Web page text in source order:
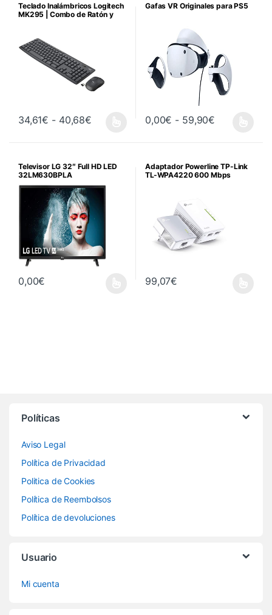
Teclado Inalámbricos Logitech
MK295 | Combo de Ratón y
34,61€ - 40,68€Rango de precios: desde 34,61€ hasta
Este producto tiene múltiples variantes. Las opciones se
Gafas VR Originales para PS5
0,00€ - 59,90€
Este producto tiene múltiples
Televisor LG 32″ Full HD LED
32LM630BPLA
0,00€
Este producto tiene múltiples variantes. Las opciones se
Adaptador Powerline TP-Link
TL-WPA4220 600 Mbps
99,07€
Este producto tiene múltiples
Políticas
Aviso Legal
Política de Privacidad
Politica de Cookies
Política de Reembolsos
Política de devoluciones
Usuario
Mi cuenta